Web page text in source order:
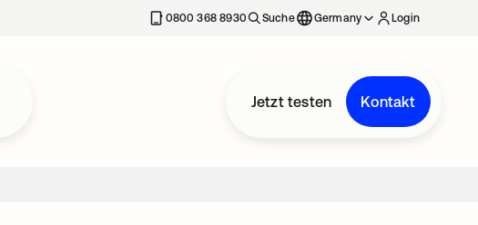
0800 368 8930 Suche Germany Login
Jetzt testen Kontakt